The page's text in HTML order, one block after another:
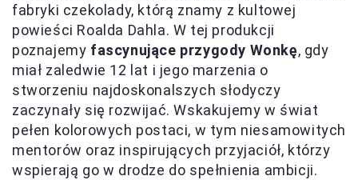
fabryki czekolady, którą znamy z kultowej
powieści Roalda Dahla. W tej produkcji
poznajemy fascynujące przygody Wonkę, gdy
miał zaledwie 12 lat i jego marzenia o
stworzeniu najdoskonalszych słodyczy
zaczynały się rozwijać. Wskakujemy w świat
pełen kolorowych postaci, w tym niesamowitych
mentorów oraz inspirujących przyjaciół, którzy
wspierają go w drodze do spełnienia ambicji.